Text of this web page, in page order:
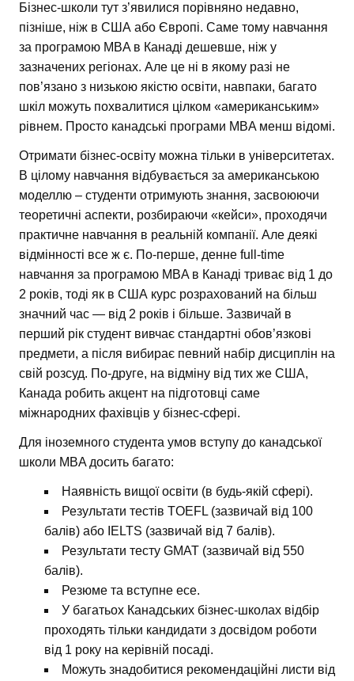
Бізнес-школи тут з’явилися порівняно недавно,
пізніше, ніж в США або Європі. Саме тому навчання
за програмою MBA в Канаді дешевше, ніж у
зазначених регіонах. Але це ні в якому разі не
пов’язано з низькою якістю освіти, навпаки, багато
шкіл можуть похвалитися цілком «американським»
рівнем. Просто канадські програми MBA менш відомі.
Отримати бізнес-освіту можна тільки в університетах.
В цілому навчання відбувається за американською
моделлю – студенти отримують знання, засвоюючи
теоретичні аспекти, розбираючи «кейси», проходячи
практичне навчання в реальній компанії. Але деякі
відмінності все ж є. По-перше, денне full-time
навчання за програмою MBA в Канаді триває від 1 до
2 років, тоді як в США курс розрахований на більш
значний час — від 2 років і більше. Зазвичай в
перший рік студент вивчає стандартні обов’язкові
предмети, а після вибирає певний набір дисциплін на
свій розсуд. По-друге, на відміну від тих же США,
Канада робить акцент на підготовці саме
міжнародних фахівців у бізнес-сфері.
Для іноземного студента умов вступу до канадської
школи MBA досить багато:
Наявність вищої освіти (в будь-якій сфері).
Результати тестів TOEFL (зазвичай від 100
балів) або IELTS (зазвичай від 7 балів).
Результати тесту GMAT (зазвичай від 550
балів).
Резюме та вступне есе.
У багатьох Канадських бізнес-школах відбір
проходять тільки кандидати з досвідом роботи
від 1 року на керівній посаді.
Можуть знадобитися рекомендаційні листи від